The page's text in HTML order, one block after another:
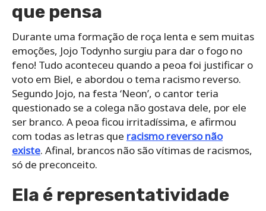
que pensa
Durante uma formação de roça lenta e sem muitas
emoções, Jojo Todynho surgiu para dar o fogo no
feno! Tudo aconteceu quando a peoa foi justificar o
voto em Biel, e abordou o tema racismo reverso.
Segundo Jojo, na festa ‘Neon’, o cantor teria
questionado se a colega não gostava dele, por ele
ser branco. A peoa ficou irritadíssima, e afirmou
com todas as letras que racismo reverso não
existe. Afinal, brancos não são vítimas de racismos,
só de preconceito.
Ela é representatividade